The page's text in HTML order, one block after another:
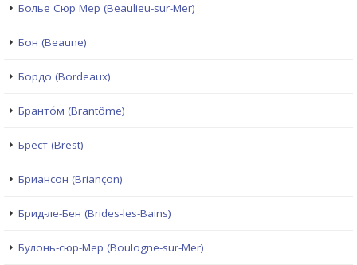
Болье Сюр Мер (Beaulieu-sur-Mer)
Бон (Beaune)
Бордо (Bordeaux)
Бранто́м (Brantôme)
Брест (Brest)
Бриансон (Briançon)
Брид-ле-Бен (Brides-les-Bains)
Булонь-сюр-Мер (Boulogne-sur-Mer)